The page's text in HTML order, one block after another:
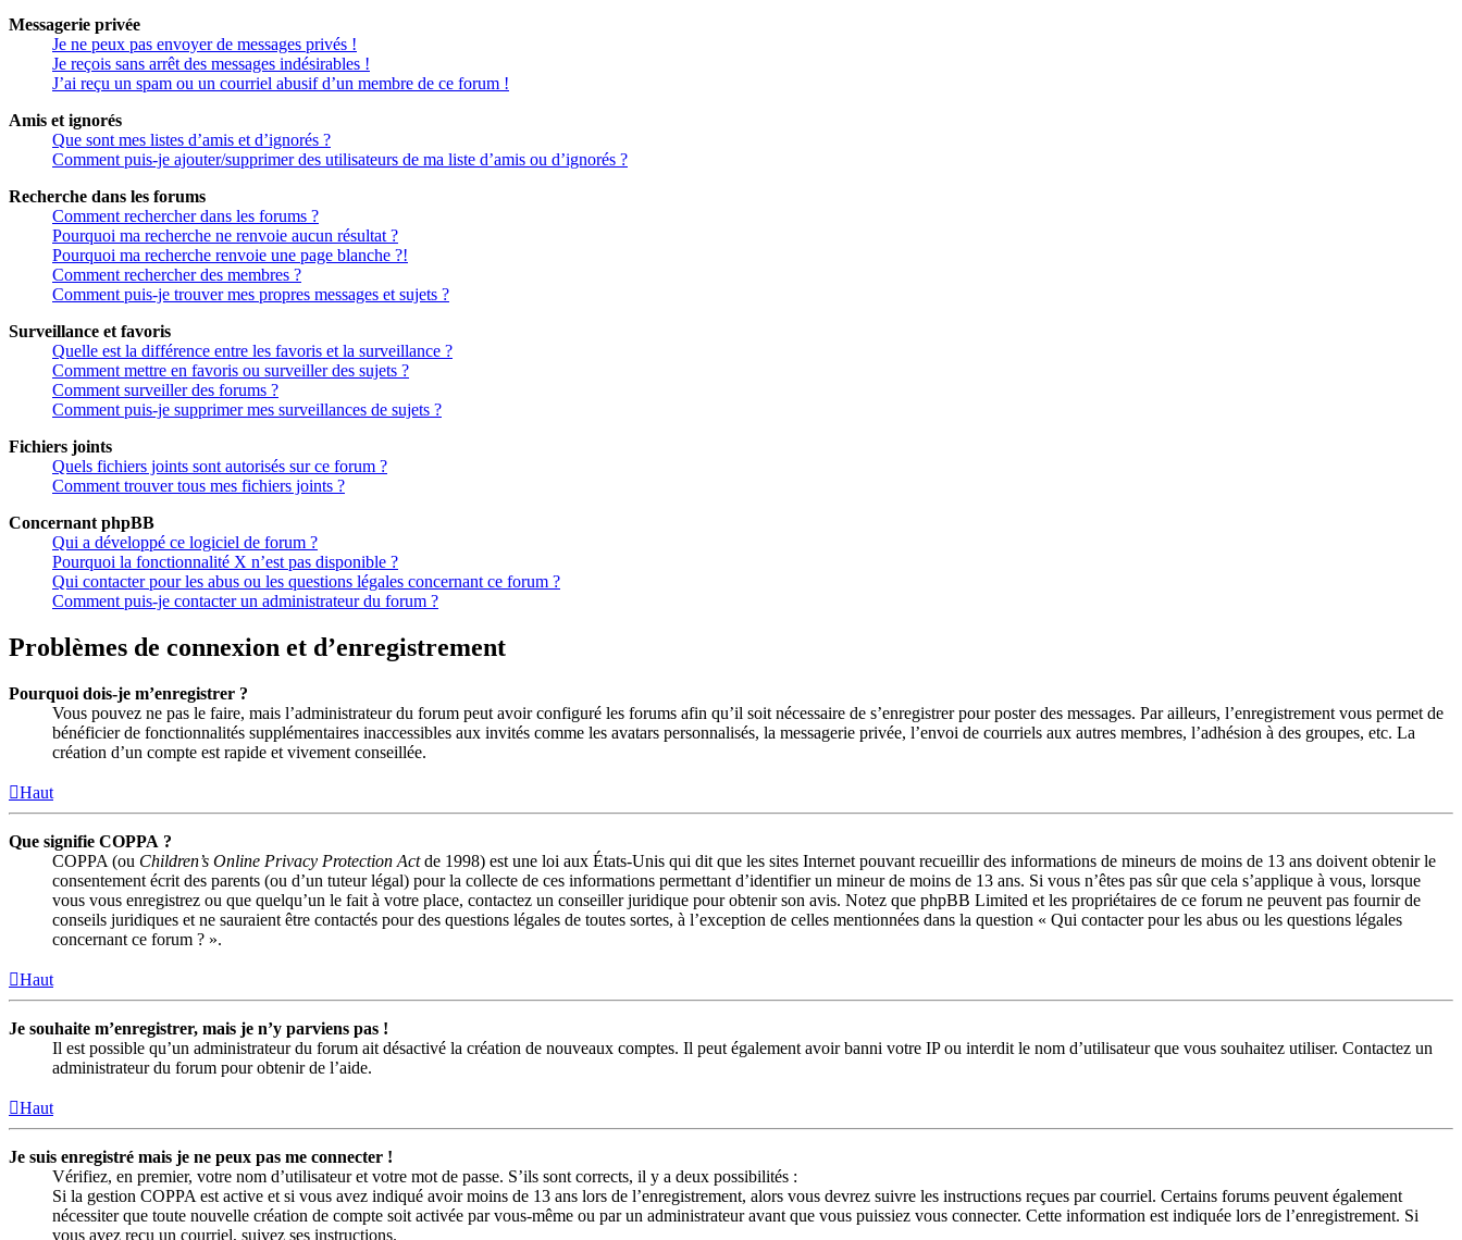
Messagerie privée
Je ne peux pas envoyer de messages privés !
Je reçois sans arrêt des messages indésirables !
J’ai reçu un spam ou un courriel abusif d’un membre de ce forum !
Amis et ignorés
Que sont mes listes d’amis et d’ignorés ?
Comment puis-je ajouter/supprimer des utilisateurs de ma liste d’amis ou d’ignorés ?
Recherche dans les forums
Comment rechercher dans les forums ?
Pourquoi ma recherche ne renvoie aucun résultat ?
Pourquoi ma recherche renvoie une page blanche ?!
Comment rechercher des membres ?
Comment puis-je trouver mes propres messages et sujets ?
Surveillance et favoris
Quelle est la différence entre les favoris et la surveillance ?
Comment mettre en favoris ou surveiller des sujets ?
Comment surveiller des forums ?
Comment puis-je supprimer mes surveillances de sujets ?
Fichiers joints
Quels fichiers joints sont autorisés sur ce forum ?
Comment trouver tous mes fichiers joints ?
Concernant phpBB
Qui a développé ce logiciel de forum ?
Pourquoi la fonctionnalité X n’est pas disponible ?
Qui contacter pour les abus ou les questions légales concernant ce forum ?
Comment puis-je contacter un administrateur du forum ?
Problèmes de connexion et d’enregistrement
Pourquoi dois-je m’enregistrer ?
Vous pouvez ne pas le faire, mais l’administrateur du forum peut avoir configuré les forums afin qu’il soit nécessaire de s’enregistrer pour poster des messages. Par ailleurs, l’enregistrement vous permet de
bénéficier de fonctionnalités supplémentaires inaccessibles aux invités comme les avatars personnalisés, la messagerie privée, l’envoi de courriels aux autres membres, l’adhésion à des groupes, etc. La
création d’un compte est rapide et vivement conseillée.
Haut
Que signifie COPPA ?
COPPA (ou Children’s Online Privacy Protection Actde 1998) est une loi aux États-Unis qui dit que les sites Internet pouvant recueillir des informations de mineurs de moins de 13 ans doivent obtenir le
consentement écrit des parents (ou d’un tuteur légal) pour la collecte de ces informations permettant d’identifier un mineur de moins de 13 ans. Si vous n’êtes pas sûr que cela s’applique à vous, lorsque
vous vous enregistrez ou que quelqu’un le fait à votre place, contactez un conseiller juridique pour obtenir son avis. Notez que phpBB Limited et les propriétaires de ce forum ne peuvent pas fournir de
conseils juridiques et ne sauraient être contactés pour des questions légales de toutes sortes, à l’exception de celles mentionnées dans la question « Qui contacter pour les abus ou les questions légales
concernant ce forum ? ».
Haut
Je souhaite m’enregistrer, mais je n’y parviens pas !
Il est possible qu’un administrateur du forum ait désactivé la création de nouveaux comptes. Il peut également avoir banni votre IP ou interdit le nom d’utilisateur que vous souhaitez utiliser. Contactez un
administrateur du forum pour obtenir de l’aide.
Haut
Je suis enregistré mais je ne peux pas me connecter !
Vérifiez, en premier, votre nom d’utilisateur et votre mot de passe. S’ils sont corrects, il y a deux possibilités :
Si la gestion COPPA est active et si vous avez indiqué avoir moins de 13 ans lors de l’enregistrement, alors vous devrez suivre les instructions reçues par courriel. Certains forums peuvent également
nécessiter que toute nouvelle création de compte soit activée par vous-même ou par un administrateur avant que vous puissiez vous connecter. Cette information est indiquée lors de l’enregistrement. Si
vous avez reçu un courriel, suivez ses instructions.